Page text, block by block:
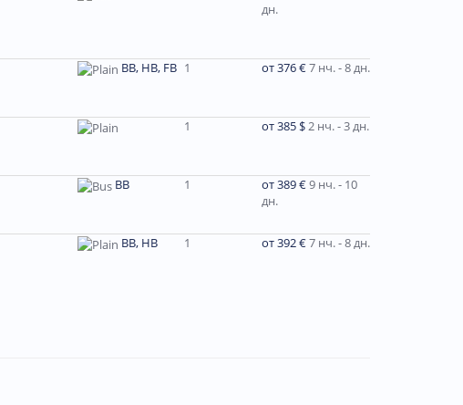
дн.
BB, HB, FB 1 от 376 €7 нч. - 8 дн.
1 от 385 $2 нч. - 3 дн.
ВВ 1 от 389 €9 нч. - 10
дн.
ВВ, НВ 1 от 392 €7 нч. - 8 дн.